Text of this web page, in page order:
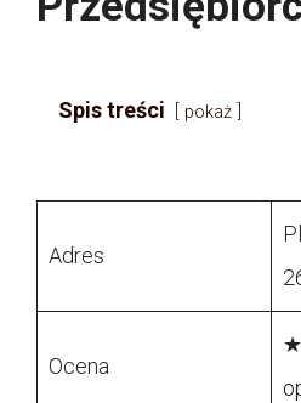
Spis treści pokaż
Adres
Ocena